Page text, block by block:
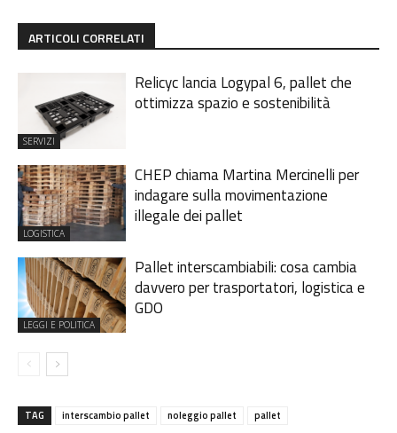
ARTICOLI CORRELATI
SERVIZI
Relicyc lancia Logypal 6, pallet che
ottimizza spazio e sostenibilità
LOGISTICA
CHEP chiama Martina Mercinelli per
indagare sulla movimentazione
illegale dei pallet
LEGGI E POLITICA
Pallet interscambiabili: cosa cambia
davvero per trasportatori, logistica e
GDO
TAG interscambio pallet noleggio pallet
pallet